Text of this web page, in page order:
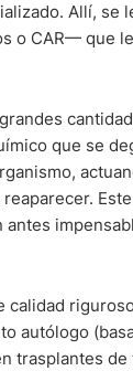
Allí, se
o CAR— que
que se
autólogo
trasplantes